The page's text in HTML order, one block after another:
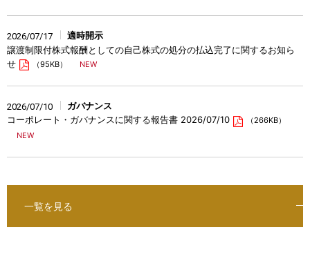
2026/07/17
適時開示
譲渡制限付株式報酬としての自己株式の処分の払込完了に関するお知ら
せ
（95KB）
2026/07/10
ガバナンス
コーポレート・ガバナンスに関する報告書 2026/07/10
（266KB）
一覧を見る